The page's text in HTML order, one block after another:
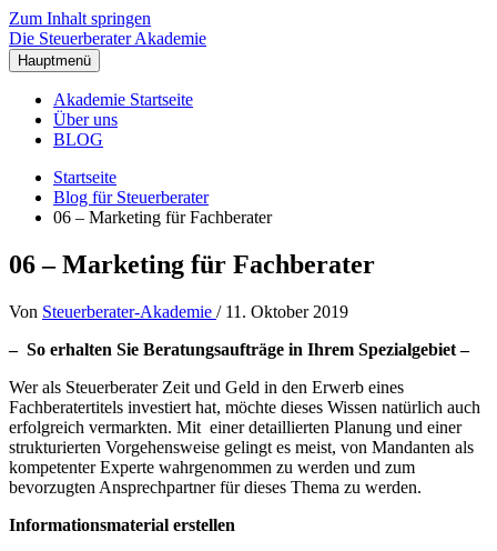
Zum Inhalt springen
Die Steuerberater Akademie
Hauptmenü
Akademie Startseite
Über uns
BLOG
Startseite
Blog für Steuerberater
06 – Marketing für Fachberater
06 – Marketing für Fachberater
Von Steuerberater-Akademie / 11. Oktober 2019
– So erhalten Sie Beratungsaufträge in Ihrem Spezialgebiet –
Wer als Steuerberater Zeit und Geld in den Erwerb eines
Fachberatertitels investiert hat, möchte dieses Wissen natürlich auch
erfolgreich vermarkten. Mit einer detaillierten Planung und einer
strukturierten Vorgehensweise gelingt es meist, von Mandanten als
kompetenter Experte wahrgenommen zu werden und zum
bevorzugten Ansprechpartner für dieses Thema zu werden.
Informationsmaterial erstellen